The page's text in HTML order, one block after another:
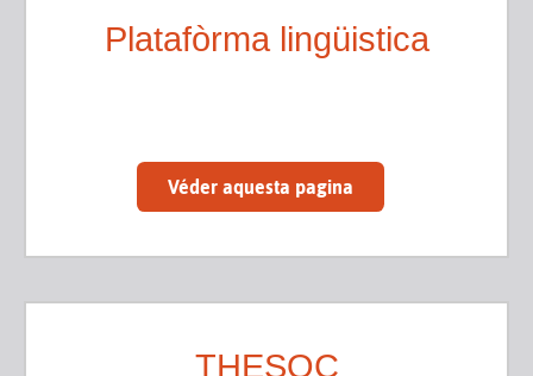
Platafòrma lingüistica
Véder aquesta pagina
THESOC